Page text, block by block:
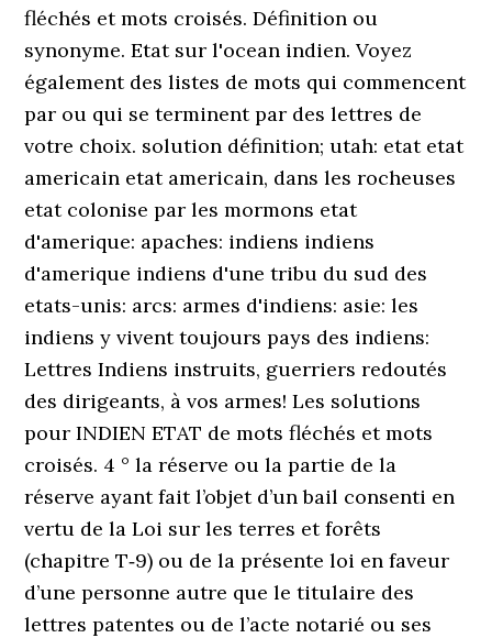
fléchés et mots croisés. Définition ou
synonyme. Etat sur l'ocean indien. Voyez
également des listes de mots qui commencent
par ou qui se terminent par des lettres de
votre choix. solution définition; utah: etat etat
americain etat americain, dans les rocheuses
etat colonise par les mormons etat
d'amerique: apaches: indiens indiens
d'amerique indiens d'une tribu du sud des
etats-unis: arcs: armes d'indiens: asie: les
indiens y vivent toujours pays des indiens:
Lettres Indiens instruits, guerriers redoutés
des dirigeants, à vos armes! Les solutions
pour INDIEN ETAT de mots fléchés et mots
croisés. 4 ° la réserve ou la partie de la
réserve ayant fait l’objet d’un bail consenti en
vertu de la Loi sur les terres et forêts
(chapitre T‐9) ou de la présente loi en faveur
d’une personne autre que le titulaire des
lettres patentes ou de l’acte notarié ou ses